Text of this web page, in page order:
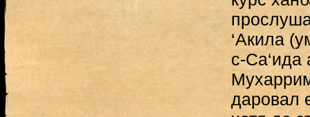
‘Акила
с-
даровал